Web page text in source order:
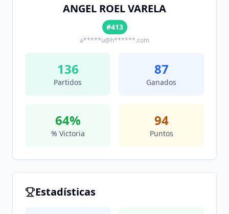
ANGEL ROEL VARELA
#413
a*****u@h******.com
136
Partidos
87
Ganados
64%
% Victoria
94
Puntos
Estadísticas